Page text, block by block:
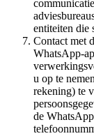
entiteiten die
Contact met
WhatsApp-
u op te
rekening) te
de